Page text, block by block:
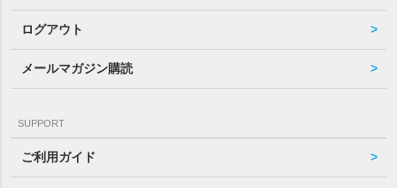
ログアウト
メールマガジン購読
SUPPORT
ご利用ガイド